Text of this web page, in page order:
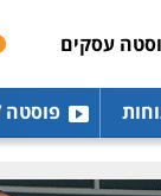
עסקים
פוסטה TV